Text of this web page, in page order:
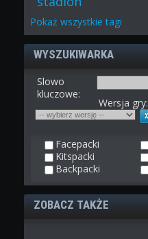
Pokażwszystkie tagi
WYSZUKIWARKA
Slowo
kluczowe:
Wersja gry:
Facepacki
Kitspacki
Backpacki
ZOBACZ TAKŻE